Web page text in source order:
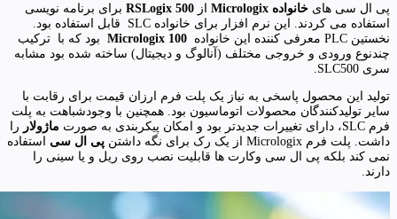
پی ال سی های خانواده Micrologix از
برای برنامه نویسی
استفاده می کردند. این نرم افزار برای خانواده SLC قابل استفاده بود.
نخستین PLC معرفی کننده این خانواده
Micrologix 100 بود که با ترکیب
چندنوع ورودی و خروجی مختلف (آنالوگ و دیجیتال) ساخته شده بود مشابه
سری SLC500.
تولید این محصول پاسخی به نیاز یک پلت فرم ارزان قیمت برای رقابت با
سایر تولیدکنندگان محصولات اتوماسیون بود. همچنین با وجودشباهت به پلت
فرم SLC، دارای تغییرات جدیدتر بود و امکان پیکربندی به صورت
ماژولار را
داشت. پلت فرم Micrologix از یک رک برای نگه داشتن
پی ال سی استفاده
نمی کند بلکه پی ال سی وکارت ها قابلیت نصب روی ریل و یا سینی را
دارند.